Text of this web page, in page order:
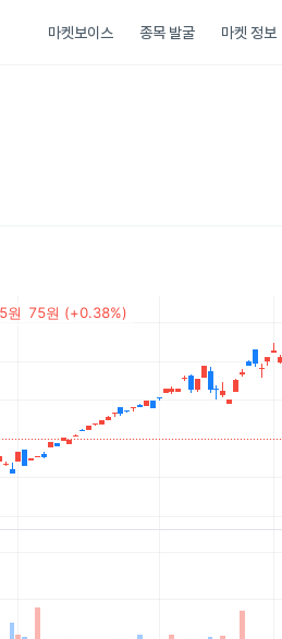
마켓보이스 종목 발굴 마켓 정보